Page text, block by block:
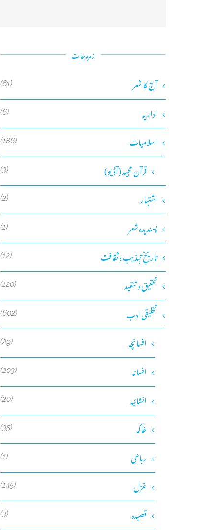
زمرہ جات
آج کا شعر (61)
اداریہ (6)
اسلامیات (186)
قرآن مجید (آڈیو) (3)
اشتہار (2)
پسندیدہ شعر (1)
تاریخِ تہذیب و ثقافت (12)
تحقیق و تنقید (120)
تخلیقی ادب (602)
افسانچہ (29)
افسانہ (203)
انشائیہ (20)
خاکہ (35)
رباعی (1)
غزل (145)
قصیدہ (3)